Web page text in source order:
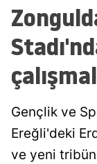
Gençlik ve
Ereğli'deki
ve yeni